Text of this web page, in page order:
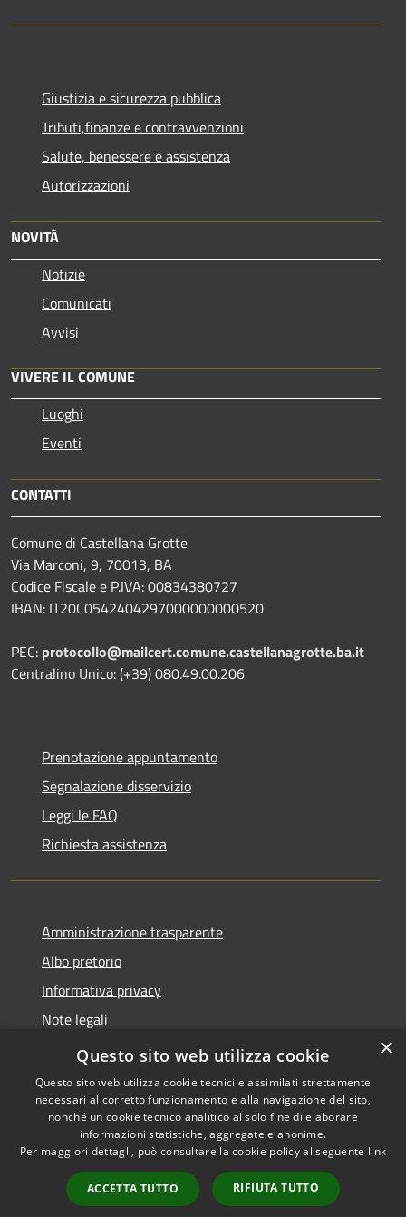
Giustizia e sicurezza pubblica
Tributi,finanze e contravvenzioni
Salute, benessere e assistenza
Autorizzazioni
NOVITÀ
Notizie
Comunicati
Avvisi
VIVERE IL COMUNE
Luoghi
Eventi
CONTATTI
Comune di Castellana Grotte
Via Marconi, 9, 70013, BA
Codice Fiscale e P.IVA: 00834380727
IBAN: IT20C0542404297000000000520
PEC: protocollo@mailcert.comune.castellanagrotte.ba.it
Centralino Unico: (+39) 080.49.00.206
Prenotazione appuntamento
Segnalazione disservizio
Leggi le FAQ
Richiesta assistenza
Amministrazione trasparente
Albo pretorio
Informativa privacy
Note legali
Dichiarazione di accessibilità
Accessibilità
Copyright © 2026 • Comune di
Castellana Grotte • Powered
byMunicipium
Accesso
redazione
×
Questo sito web utilizza cookie
Questo sito web utilizza cookie tecnici e assimilati strettamente
necessari al corretto funzionamento e alla navigazione del sito,
nonché un cookie tecnico analitico al solo fine di elaborare
informazioni statistiche, aggregate e anonime.
Per maggiori dettagli, può consultare la cookie policy al seguente link
ACCETTA TUTTO RIFIUTA TUTTO